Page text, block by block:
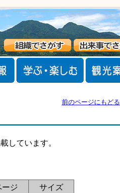
前のページにもどる
しています。
ージ
サイズ